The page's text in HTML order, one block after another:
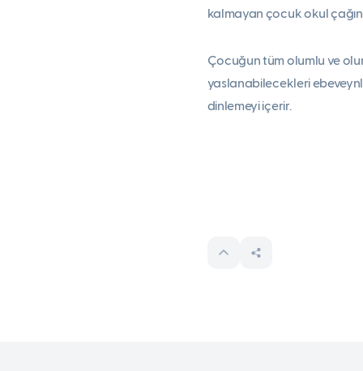
kalmayan çocuk okul
Çocuğun tüm olumlu ve
yaslanabilecekleri
dinlemeyi içerir.